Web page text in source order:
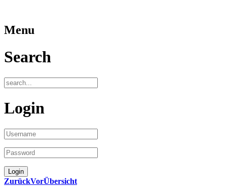
Menu
Search
Login
ZurückVorÜbersicht